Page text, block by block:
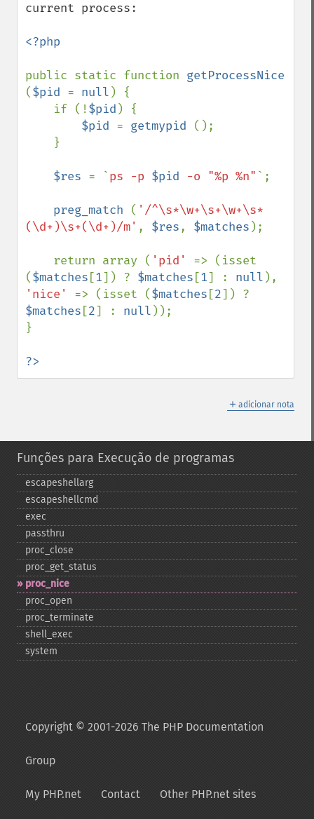
current process:
<?php
public static function
($pid = null ) {
    if (!
$pid ) {
$pid = getmypid ();
$res = `ps -p $pid -o "%p %n" `;
preg_match ( '/^\s*\w+\s+\w+\s*
(\d+)\s+(\d+)/m' , $res, $matches );
    return array (
'pid' => (isset
($matches [1]) ? $matches [1] : null
'nice' => (isset ($matches [2
$matches [2] : null ));
}
?>
＋ adicionar nota
Funções para Execução de programas
escapeshellarg
escapeshellcmd
exec
passthru
proc_​close
proc_​get_​status
proc_​nice
proc_​open
proc_​terminate
shell_​exec
system
Copyright © 2001-2026 The PHP Documentation
Group
My PHP.net Contact Other PHP.net sites